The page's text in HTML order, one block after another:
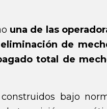
una de las
de
total de
bajo